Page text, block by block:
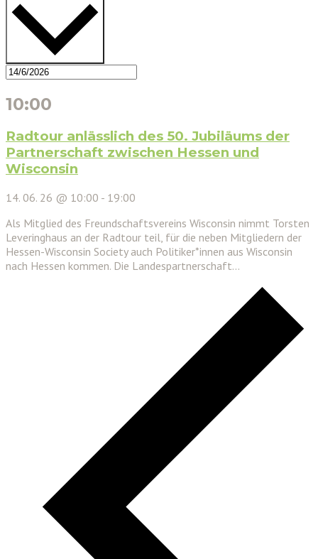
10:00
Radtour anlässlich des 50. Jubiläums der
Partnerschaft zwischen Hessen und
Wisconsin
14. 06. 26 @ 10:00 - 19:00
Als Mitglied des Freundschaftsvereins Wisconsin nimmt Torsten
Leveringhaus an der Radtour teil, für die neben Mitgliedern der
Hessen-Wisconsin Society auch Politiker*innen aus Wisconsin
nach Hessen kommen. Die Landespartnerschaft…